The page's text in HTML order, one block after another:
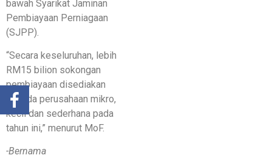
bawah Syarikat Jaminan
Pembiayaan Perniagaan
(SJPP).
“Secara keseluruhan, lebih
RM15 bilion sokongan
pembiayaan disediakan
kepada perusahaan mikro,
kecil dan sederhana pada
tahun ini,” menurut MoF.
-Bernama